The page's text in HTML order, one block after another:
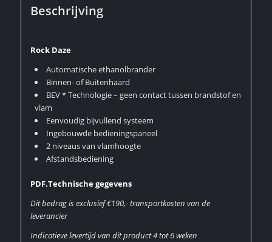
Beschrijving
Rock Daze
Automatische ethanolbrander
Binnen- of Buitenhaard
BEV * Technologie – geen contact tussen brandstof en
vlam
Eenvoudig bijvullend systeem
Ingebouwde bedieningspaneel
2 niveaus van vlamhoogte
Afstandsbediening
PDF.Technische gegevens
Dit bedrag is exclusief €190,- transportkosten van de
leverancier
Indicatieve levertijd van dit product 4 tot 6 weken